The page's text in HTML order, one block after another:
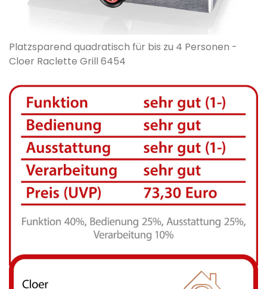
Platzsparend quadratisch für bis zu 4 Personen -
Cloer Raclette Grill 6454